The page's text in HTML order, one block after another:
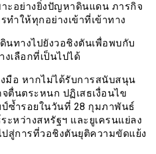
าะอย่างยิ่งปัญหาดินแดน ภารกิจ
ำให้ทุกอย่างเข้าที่เข้าทาง
นทางไปยังวอชิงตันเพื่อพบกับ
เลือกที่เป็นไปได้
มือ หากไม่ได้รับการสนับสนุน
ตื่นตระหนก ปฏิเสธเงื่อนไข
ซ้ำรอยในวันที่ 28 กุมภาพันธ์
หว่างสหรัฐฯ และยูเครนแย่ลง
ปสู่การที่วอชิงตันยุติความขัดแย้ง